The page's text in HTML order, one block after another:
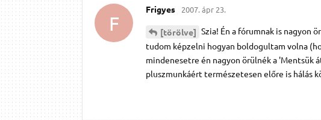
F
Frigyes 2007. ápr 23.
[törölve] Szia! Én a fórumnak is nagyon
tudom képzelni hogyan boldogultam volna
mindenesetre én nagyon örülnék a 'Mentsük
pluszmunkáért természetesen előre is hálás